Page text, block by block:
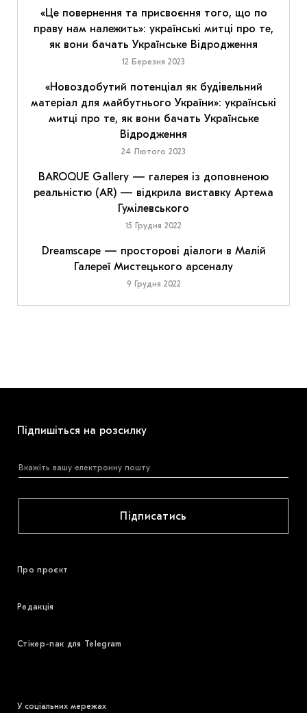
«Це повернення та присвоєння того, що по
праву нам належить»: українські митці про те,
як вони бачать Українське Відродження
12 Березня 2023
«Новоздобутий потенціал як будівельний
матеріал для майбутнього України»: українські
митці про те, як вони бачать Українське
Відродження
24 Лютого 2023
BAROQUE Gallery — галерея із доповненою
реальністю (AR) — відкрила виставку Артема
Гумілевського
15 Грудня 2022
Dreamscape — просторові діалоги в Малій
Галереї Мистецького арсеналу
9 Грудня 2022
Підпишіться на розсилку
Підписатись
Про проєкт
Редакція
Стікер-пак для Telegram
У соціальних мережах